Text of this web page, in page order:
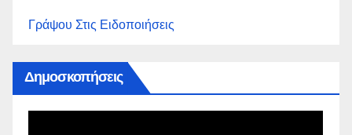
Γράψου Στις Ειδοποιήσεις
Δημοσκοπήσεις